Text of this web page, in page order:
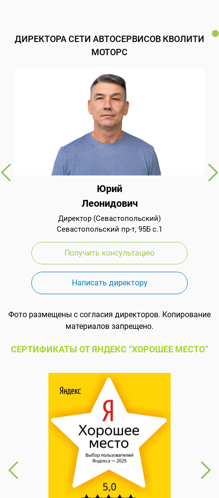
ДИРЕКТОРА СЕТИ АВТОСЕРВИСОВ КВОЛИТИ
МОТОРС
Юрий
Леонидович
Директор (Севастопольский)
Севастопольский пр-т, 95Б с.1
Получить консультацию
Написать директору
Фото размещены с согласия директоров. Копирование
материалов запрещено.
СЕРТИФИКАТЫ ОТ ЯНДЕКС “ХОРОШЕЕ МЕСТО”